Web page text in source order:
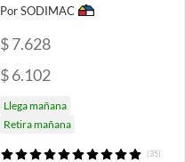
Por SODIMAC
$ 7.628
$ 6.102
Llega mañana
Retira mañana
(35)